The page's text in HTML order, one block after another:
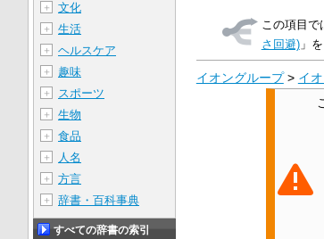
この項目で
さ回避)」を
イオングループ > イ
＋ 文化
＋ 生活
＋ ヘルスケア
＋ 趣味
＋ スポーツ
＋ 生物
＋ 食品
＋ 人名
＋ 方言
＋ 辞書・百科事典
すべての辞書の索引